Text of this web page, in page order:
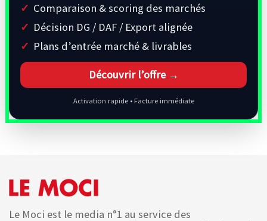
Comparaison & scoring des marchés
Décision DG / DAF / Export alignée
Plans d’entrée marché & livrables
Découvrir l’offre →
Activation rapide • Facture immédiate
Le Moci est le media n°1 au service des